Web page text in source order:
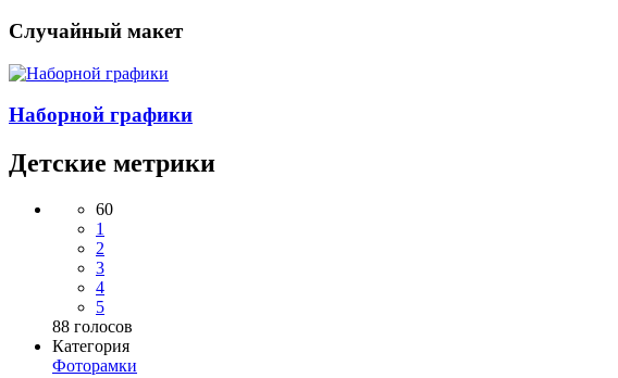
Случайный макет
Наборной графики
Детские метрики
60
1
2
3
4
5
88 голосов
Категория
Фоторамки